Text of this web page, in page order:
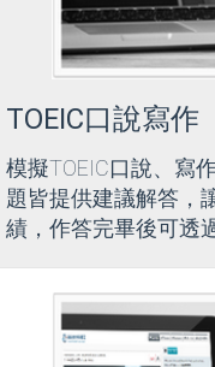
TOEIC口說寫作
模擬TOEIC口說、寫
題皆提供建議解答，
績，作答完畢後可透